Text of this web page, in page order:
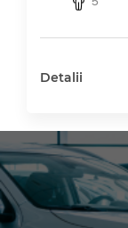
Detalii